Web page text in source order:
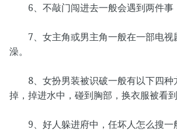
6、不敲门闯进去一般会遇到两件事
7、女主角或男主角一般在一部电视
澡。
8、女扮男装被识破一般有以下四种
掉，掉进水中，碰到胸部，换衣服被看到
9、好人躲进府中，任坏人怎么搜一